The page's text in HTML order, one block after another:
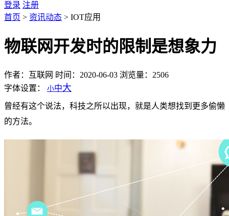
登录 注册
首页 > 资讯动态 > IOT应用
物联网开发时的限制是想象力
作者：互联网 时间：2020-06-03 浏览量：2506
字体设置： 小中大
曾经有这个说法，科技之所以出现，就是人类想找到更多偷懒
的方法。